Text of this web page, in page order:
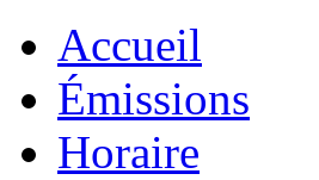
Accueil
Émissions
Horaire